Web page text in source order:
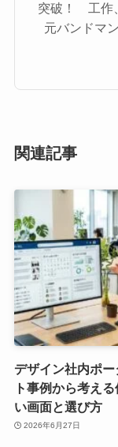
突破！ 工作
元バンドマ
関連記事
デザイン社内ポー
ト事例から考え
い画面と選び方
2026年6月27日